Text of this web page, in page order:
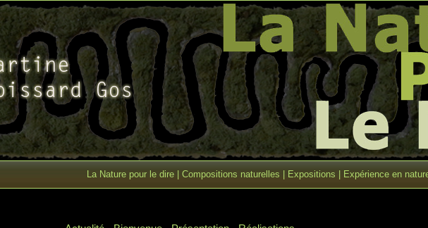
La Nature pour le dire| Compositions naturelles Expositions Expérience en